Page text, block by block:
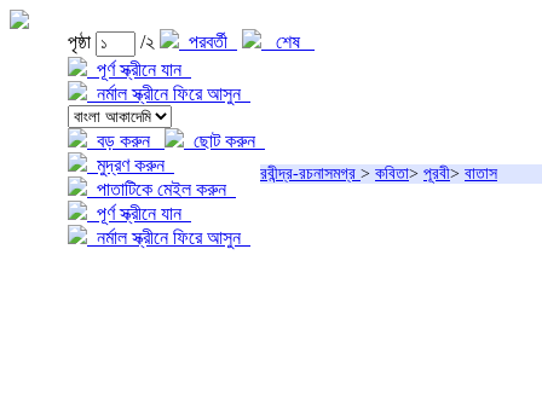
পৃষ্ঠা /২ পরবর্তী
শেষ
পূর্ণ স্ক্রীনে যান
নর্মাল স্ক্রীনে ফিরে আসুন
বড় করুন
ছোট করুন
মুদ্রণ করুন
পাতাটিকে মেইল করুন
পূর্ণ স্ক্রীনে যান
নর্মাল স্ক্রীনে ফিরে আসুন
রবীন্দ্র-রচনাসমগ্র > কবিতা> পূরবী> বাতাস